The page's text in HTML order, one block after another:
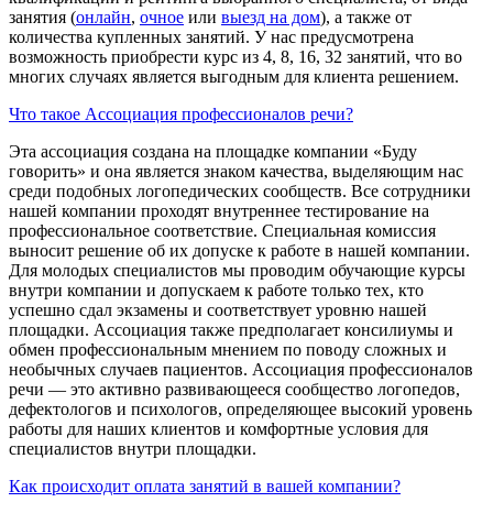
занятия (онлайн, очное или выезд на дом), а также от
количества купленных занятий. У нас предусмотрена
возможность приобрести курс из 4, 8, 16, 32 занятий, что во
многих случаях является выгодным для клиента решением.
Что такое Ассоциация профессионалов речи?
Эта ассоциация создана на площадке компании «Буду
говорить» и она является знаком качества, выделяющим нас
среди подобных логопедических сообществ. Все сотрудники
нашей компании проходят внутреннее тестирование на
профессиональное соответствие. Специальная комиссия
выносит решение об их допуске к работе в нашей компании.
Для молодых специалистов мы проводим обучающие курсы
внутри компании и допускаем к работе только тех, кто
успешно сдал экзамены и соответствует уровню нашей
площадки. Ассоциация также предполагает консилиумы и
обмен профессиональным мнением по поводу сложных и
необычных случаев пациентов. Ассоциация профессионалов
речи — это активно развивающееся сообщество логопедов,
дефектологов и психологов, определяющее высокий уровень
работы для наших клиентов и комфортные условия для
специалистов внутри площадки.
Как происходит оплата занятий в вашей компании?